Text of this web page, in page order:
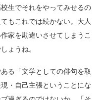
生でそれをやってみせるの
もこれでは続かない。大人
家を勘違いさせてしまうこ
ょうね。
る「文学としての俳句を取
・自己主張ということにな